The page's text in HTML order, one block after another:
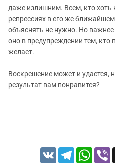
даже излишним. Всем, кто
репрессиях в его же
объяснять не нужно. Но важнее
оно в предупреждении тем, кто
желает.
Воскрешение может и удастся,
результат вам понравится?
VK Telegram